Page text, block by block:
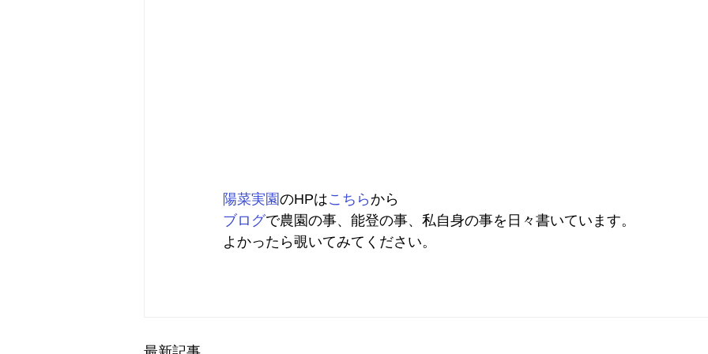
陽菜実園のHPはこちらから
ブログで農園の事、能登の事、私自身の事を日々書いています。
よかったら覗いてみてください。